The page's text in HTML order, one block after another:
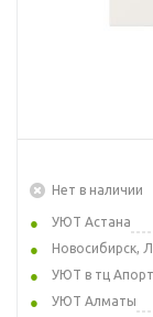
Нет в наличии
УЮТ Астана
Новосибирск,
УЮТ в тц Апорт
УЮТ Алматы